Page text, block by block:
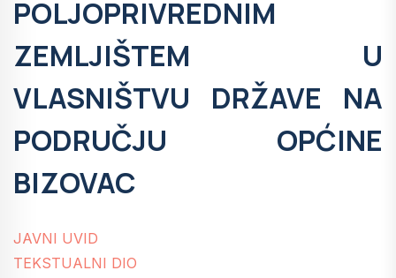
POLJOPRIVREDNIM
ZEMLJIŠTEM U
VLASNIŠTVU DRŽAVE NA
PODRUČJU OPĆINE
BIZOVAC
JAVNI UVID
TEKSTUALNI DIO